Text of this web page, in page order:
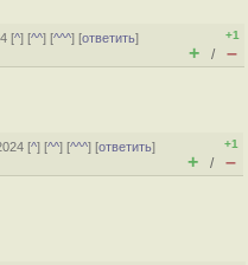
[^] [^^] [^^^] [ответить]
+1
+ / –
[^] [^^] [^^^] [ответить]
+1
+ / –